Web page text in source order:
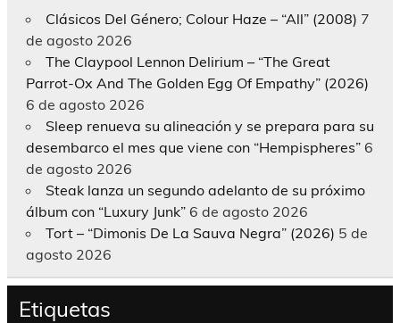
Clásicos Del Género; Colour Haze – “All” (2008) 7
de agosto 2026
The Claypool Lennon Delirium – “The Great
Parrot-Ox And The Golden Egg Of Empathy” (2026)
6 de agosto 2026
Sleep renueva su alineación y se prepara para su
desembarco el mes que viene con “Hempispheres” 6
de agosto 2026
Steak lanza un segundo adelanto de su próximo
álbum con “Luxury Junk” 6 de agosto 2026
Tort – “Dimonis De La Sauva Negra” (2026) 5 de
agosto 2026
Etiquetas